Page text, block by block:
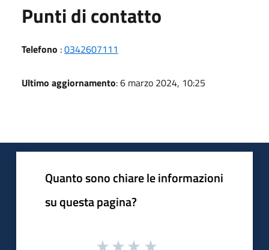
Punti di contatto
Telefono :0342607111
Ultimo aggiornamento: 6 marzo 2024, 10:25
Quanto sono chiare le informazioni
su questa pagina?